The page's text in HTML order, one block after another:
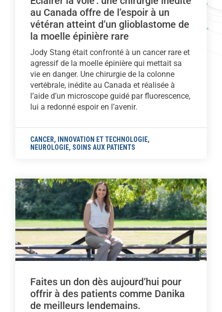
au Canada offre de l’espoir à un
vétéran atteint d’un glioblastome de
la moelle épinière rare
Jody Stang était confronté à un cancer rare et
agressif de la moelle épinière qui mettait sa
vie en danger. Une chirurgie de la colonne
vertébrale, inédite au Canada et réalisée à
l’aide d’un microscope guidé par fluorescence,
lui a redonné espoir en l’avenir.
CANCER, INNOVATION ET TECHNOLOGIE,
NEUROLOGIE, SOINS AUX PATIENTS
Faites un don dès aujourd’hui pour
offrir à des patients comme Danika
de meilleurs lendemains.